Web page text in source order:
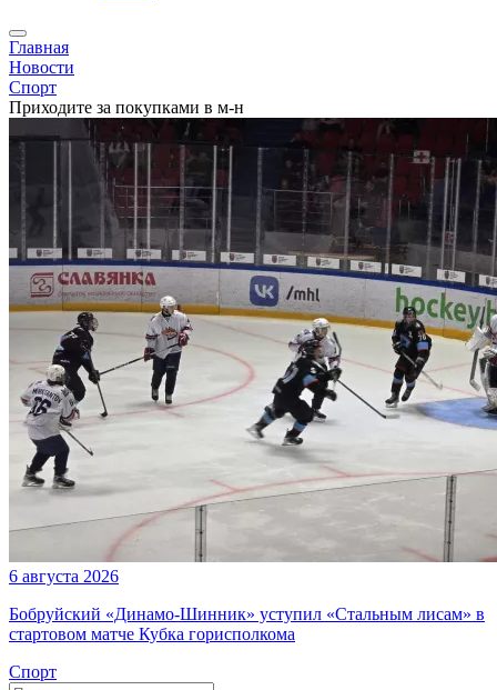
Главная
Новости
Спорт
Приходите за покупками в м-н
6 августа 2026
Бобруйский «Динамо-Шинник» уступил «Стальным лисам» в
стартовом матче Кубка горисполкома
Спорт